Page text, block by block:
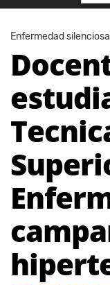
Enfermedad silenciosa